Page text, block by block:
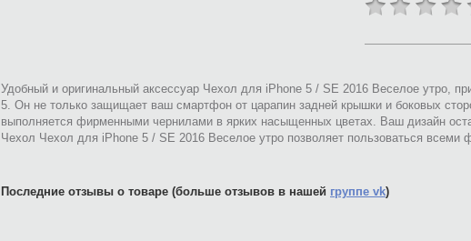
Удобный и оригинальный аксессуар Чехол для iPhone 5 / SE 2016 Веселое утро,
5. Он не только защищает ваш смартфон от царапин задней крышки и боковых
выполняется фирменными чернилами в ярких насыщенных цветах. Ваш дизайн
Чехол Чехол для iPhone 5 / SE 2016 Веселое утро позволяет пользоваться всеми
Последние отзывы о товаре (больше отзывов в нашей группе vk)